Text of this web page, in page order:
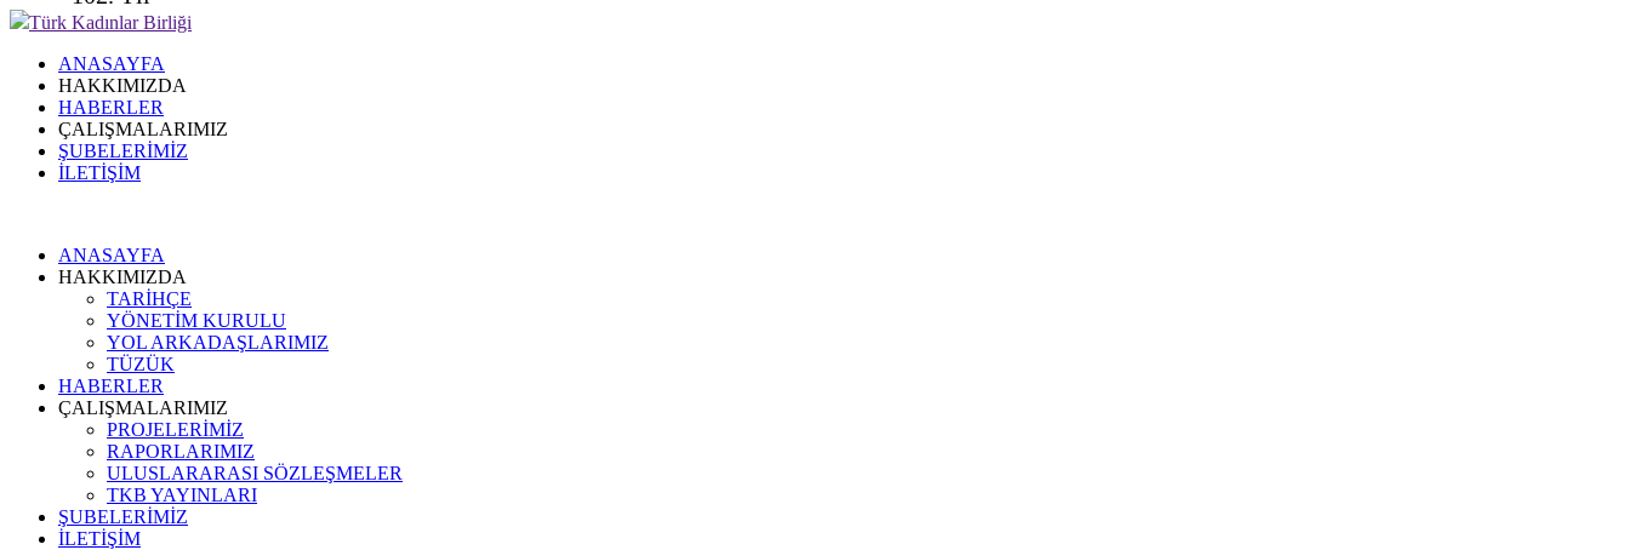
Türk Kadınlar Birliği
ANASAYFA
HAKKIMIZDA
HABERLER
ÇALIŞMALARIMIZ
ŞUBELERİMİZ
İLETİŞİM
ANASAYFA
HAKKIMIZDA
TARİHÇE
YÖNETİM KURULU
YOL ARKADAŞLARIMIZ
TÜZÜK
HABERLER
ÇALIŞMALARIMIZ
PROJELERİMİZ
RAPORLARIMIZ
ULUSLARARASI SÖZLEŞMELER
TKB YAYINLARI
ŞUBELERİMİZ
İLETİŞİM